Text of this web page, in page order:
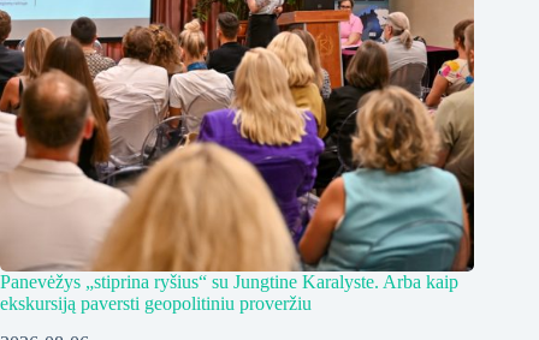
Panevėžys „stiprina ryšius“ su Jungtine Karalyste. Arba kaip
ekskursiją paversti geopolitiniu proveržiu